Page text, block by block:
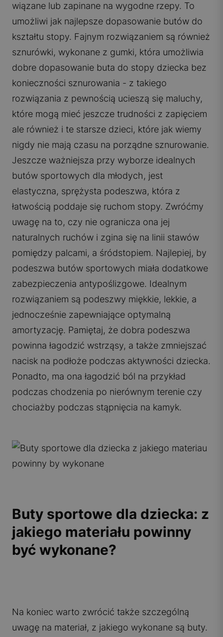
wiązane lub zapinane na wygodne rzepy. To
umożliwi jak najlepsze dopasowanie butów do
kształtu stopy. Fajnym rozwiązaniem są również
sznurówki, wykonane z gumki, która umożliwia
dobre dopasowanie buta do stopy dziecka bez
konieczności sznurowania - z takiego
rozwiązania z pewnością ucieszą się maluchy,
które mogą mieć jeszcze trudności z zapięciem
ale również i te starsze dzieci, które jak wiemy
nigdy nie mają czasu na porządne sznurowanie.
Jeszcze ważniejsza przy wyborze idealnych
butów sportowych dla młodych, jest
elastyczna, sprężysta podeszwa, która z
łatwością poddaje się ruchom stopy. Zwróćmy
uwagę na to, czy nie ogranicza ona jej
naturalnych ruchów i zgina się na linii stawów
pomiędzy palcami, a śródstopiem. Najlepiej, by
podeszwa butów sportowych miała dodatkowe
zabezpieczenia antypoślizgowe. Idealnym
rozwiązaniem są podeszwy miękkie, lekkie, a
jednocześnie zapewniające optymalną
amortyzację. Pamiętaj, że dobra podeszwa
powinna łagodzić wstrząsy, a także zmniejszać
nacisk na podłoże podczas aktywności dziecka.
Ponadto, ma ona łagodzić ból na przykład
podczas chodzenia po nierównym terenie czy
chociażby podczas stąpnięcia na kamyk.
Buty sportowe dla dziecka: z
jakiego materiału powinny
być wykonane?
Na koniec warto zwrócić także szczególną
uwagę na materiał, z jakiego wykonane są buty.